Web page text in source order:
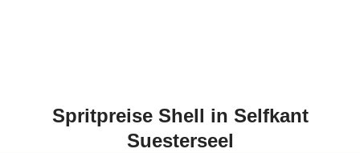
Spritpreise Shell in Selfkant
Suesterseel